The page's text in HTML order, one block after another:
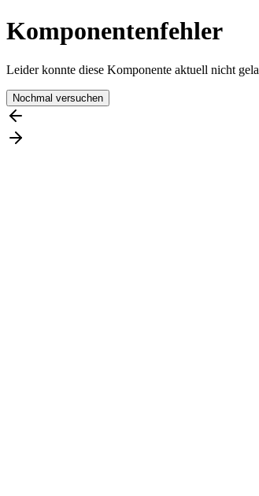
Komponentenfehler
Leider konnte diese Komponente aktuell nicht
Nochmal versuchen